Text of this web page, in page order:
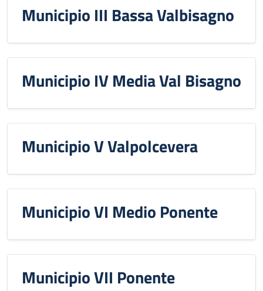
Municipio III Bassa Valbisagno
Municipio IV Media Val Bisagno
Municipio V Valpolcevera
Municipio VI Medio Ponente
Municipio VII Ponente